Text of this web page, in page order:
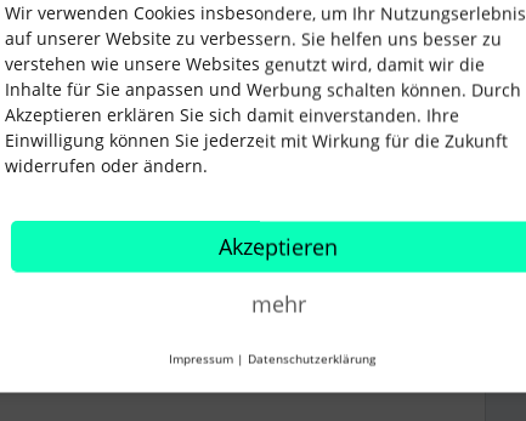
Forum|Forum|1 year ago
genehmigt werden. Diese Person bekommt bei
was nicht stimmt. Das wird sicherlich die
dorthin ausgelagert. Die Führungskraft hat 2
dass das so nicht geht
Wir verwenden Cookies insbesondere, um Ihr Nutzungserlebnis
auf unserer Website zu verbessern. Sie helfen uns besser zu
verstehen wie unsere Websites genutzt wird, damit wir die
Inhalte für Sie anpassen und Werbung schalten können. Durch
Akzeptieren erklären Sie sich damit einverstanden. Ihre
Einwilligung können Sie jederzeit mit Wirkung für die Zukunft
widerrufen oder ändern.
Akzeptieren
mehr
Impressum | Datenschutzerklärung